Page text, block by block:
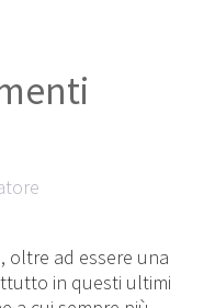
oltre ad essere una
in questi ultimi